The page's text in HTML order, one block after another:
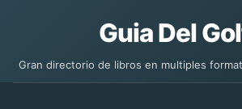
Guia Del
Gran directorio de libros en multiples